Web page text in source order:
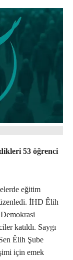
53 öğrenci
eğitim
İHD Êlih
katıldı. Saygı
Êlih Şube
için emek